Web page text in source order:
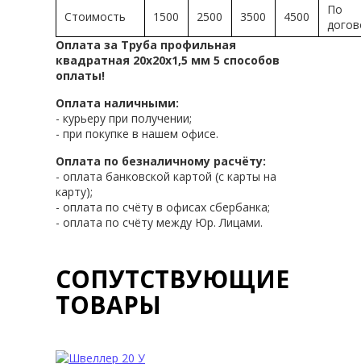
Стоимость 1500 2500 3500 4500
По
Оплата за Труба профильная
квадратная 20х20х1,5 мм 5 способов
оплаты!
Оплата наличными:
- курьеру при получении;
- при покупке в нашем офисе.
Оплата по безналичному расчёту:
- оплата банковской картой (с карты на
карту);
- оплата по счёту в офисах сбербанка;
- оплата по счёту между Юр. Лицами.
СОПУТСТВУЮЩИЕ
ТОВАРЫ